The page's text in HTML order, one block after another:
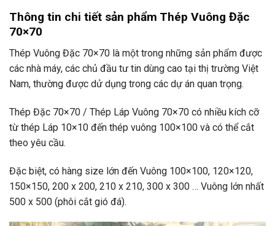
Thông tin chi tiết sản phẩm Thép Vuông Đặc
70×70
Thép Vuông Đặc 70×70 là một trong những sản phẩm được
các nhà máy, các chủ đầu tư tin dùng cao tại thị trường Việt
Nam, thường được dử dụng trong các dự án quan trọng.
Thép Đặc 70×70 / Thép Láp Vuông 70×70 có nhiều kích cỡ
từ thép Láp 10×10 đến thép vuông 100×100 và có thể cắt
theo yêu cầu.
Đặc biệt, có hàng size lớn đến Vuông 100×100, 120×120,
150×150, 200 x 200, 210 x 210, 300 x 300 … Vuông lớn nhất
500 x 500 (phôi cắt gió đá).